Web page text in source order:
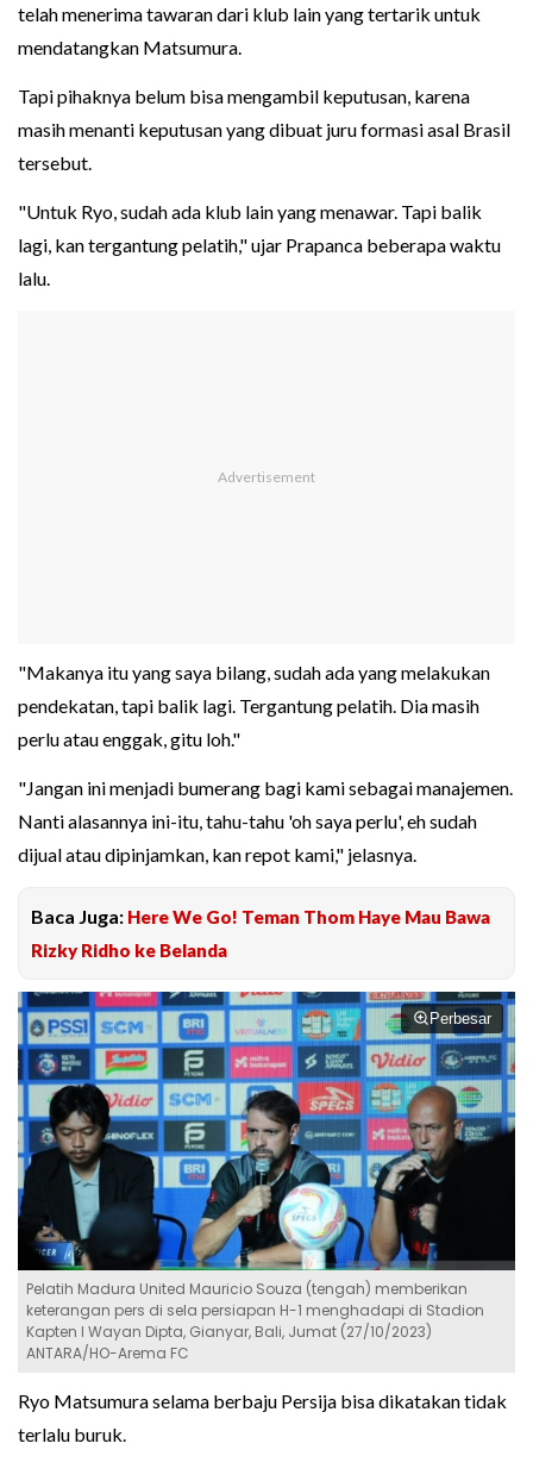
telah menerima tawaran dari klub lain yang tertarik untuk
mendatangkan Matsumura.
Tapi pihaknya belum bisa mengambil keputusan, karena
masih menanti keputusan yang dibuat juru formasi asal Brasil
tersebut.
"Untuk Ryo, sudah ada klub lain yang menawar. Tapi balik
lagi, kan tergantung pelatih," ujar Prapanca beberapa waktu
lalu.
"Makanya itu yang saya bilang, sudah ada yang melakukan
pendekatan, tapi balik lagi. Tergantung pelatih. Dia masih
perlu atau enggak, gitu loh."
"Jangan ini menjadi bumerang bagi kami sebagai manajemen.
Nanti alasannya ini-itu, tahu-tahu 'oh saya perlu', eh sudah
dijual atau dipinjamkan, kan repot kami," jelasnya.
Baca Juga: Here We Go! Teman Thom Haye Mau Bawa
Rizky Ridho ke Belanda
Perbesar
Pelatih Madura United Mauricio Souza (tengah) memberikan
keterangan pers di sela persiapan H-1 menghadapi di Stadion
Kapten I Wayan Dipta, Gianyar, Bali, Jumat (27/10/2023)
ANTARA/HO-Arema FC
Ryo Matsumura selama berbaju Persija bisa dikatakan tidak
terlalu buruk.